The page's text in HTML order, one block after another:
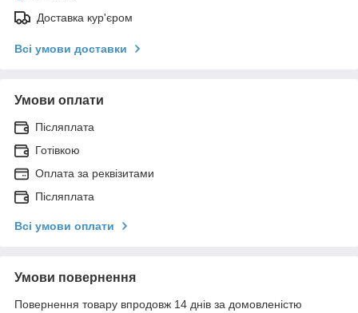
Доставка кур'єром
Всі умови доставки
Умови оплати
Післяплата
Готівкою
Оплата за реквізитами
Післяплата
Всі умови оплати
Умови повернення
Повернення товару впродовж 14 днів за домовленістю